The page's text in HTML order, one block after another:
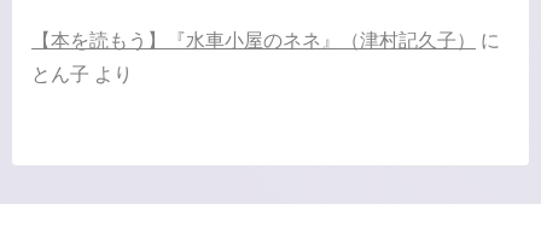
【本を読もう】『水車小屋のネネ』（津村記久子）
に
とん子 より